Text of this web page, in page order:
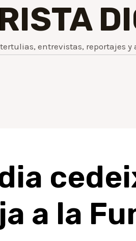
entrevistas, reportajes y
a la